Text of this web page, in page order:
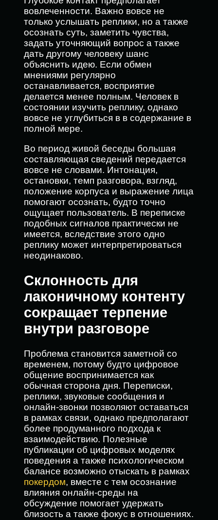
вовлеченности. Важно вовсе не
только услышать реплики, но а также
осознать суть, заметить чувства,
задать уточняющий вопрос а также
дать другому человеку шанс
объяснить идею. Если обмен
мнениями регулярно
останавливается, восприятие
делается менее полным. Человек в
состоянии изучить реплику, однако
вовсе не углубиться в в содержание в
полной мере.
Во период живой беседы большая
составляющая сведений передается
вовсе не словами. Интонация,
остановки, темп разговора, взгляд,
положение корпуса и выражение лица
помогают осознать, будто точно
ощущает пользователь. В переписке
подобных сигналов практически не
имеется, вследствие этого одно
реплику может интерпретироваться
неодинаково.
Склонность для
лаконичному контенту
сокращает терпение
внутри разговоре
Проблема становится заметной со
временем, потому будто цифровое
общение воспринимается как
обычная сторона дня. Переписки,
реплики, звуковые сообщения и
онлайн-звонки позволяют оставаться
в рамках связи, однако предполагают
более продуманного подхода к
взаимодействию. Полезные
публикации об цифровых моделях
поведения а также психологическом
балансе возможно отыскать в рамках
покердом, вместе с тем осознание
влияния онлайн-среды на
обсуждение помогает удержать
близость а также фокус в отношениях.